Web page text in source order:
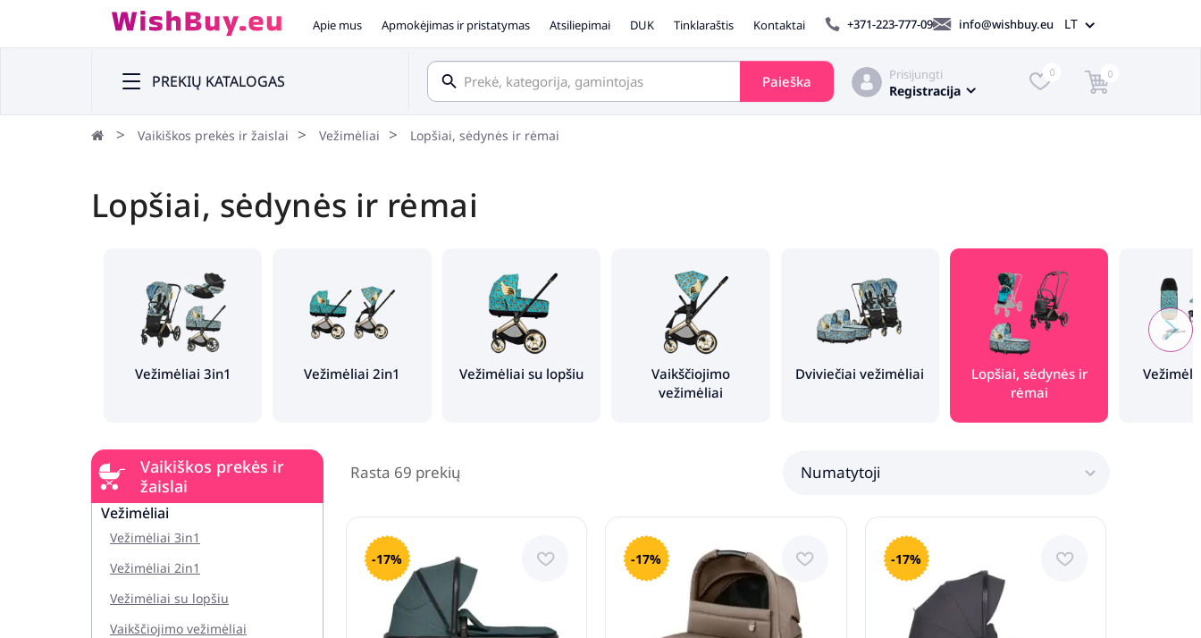
Apie mus Apmokėjimas ir pristatymas Atsiliepimai DUK Tinklaraštis Kontaktai +371-223-777-09 info@wishbuy.eu LT
PREKIŲ KATALOGAS Paieška Prisijungti
Registracija
0 0
Vaikiškos prekės ir žaislai Vežimėliai Lopšiai, sėdynės ir rėmai
Lopšiai, sėdynės ir rėmai
Vežimėliai 3in1 Vežimėliai 2in1 Vežimėliai su lopšiu
Vaikščiojimo
vežimėliai
Dviviečiai vežimėliai
Lopšiai, sėdynės ir
rėmai
Vaikiškos prekės ir
žaislai
Vežimėliai
Vežimėliai 3in1
Vežimėliai 2in1
Vežimėliai su lopšiu
Vaikščiojimo vežimėliai
Rasta 69 prekių Numatytoji
-17% -17% -17%